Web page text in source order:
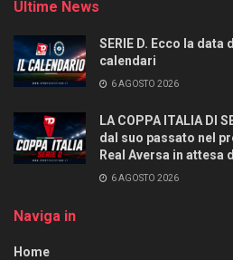
Ultime News
SERIE D. Ecco la
calendari
6 AGOSTO 2026
LA COPPA ITALIA DI
dal suo passato nel
Real Aversa in attesa
6 AGOSTO 2026
Naviga in
Home